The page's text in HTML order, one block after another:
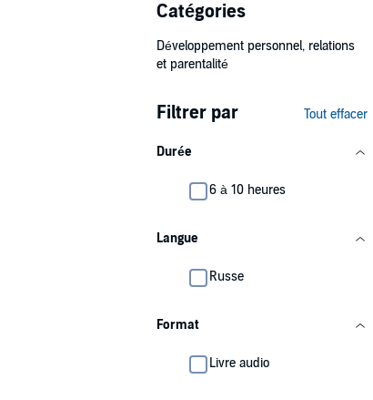
Catégories
Développement personnel, relations
et parentalité
Filtrer par Tout effacer
Durée
6 à 10 heures
Langue
Russe
Format
Livre audio